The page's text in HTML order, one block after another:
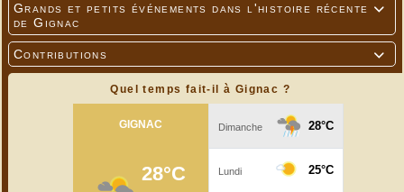

Grands et petits événements dans l'histoire récente
de Gignac

Contributions
Quel temps fait-il à Gignac ?